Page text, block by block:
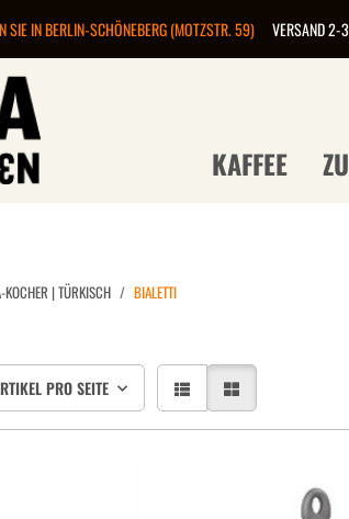
SIE IN BERLIN-SCHÖNEBERG (MOTZSTR. 59) VERSAND 2-
KAFFEE
KOCHER | TÜRKISCH BIALETTI
PRO SEITE